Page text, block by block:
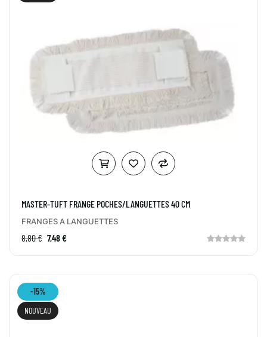
MASTER-TUFT FRANGE POCHES/LANGUETTES 40 CM
FRANGES A LANGUETTES
8,80 € 7,48 €
-15%
NOUVEAU